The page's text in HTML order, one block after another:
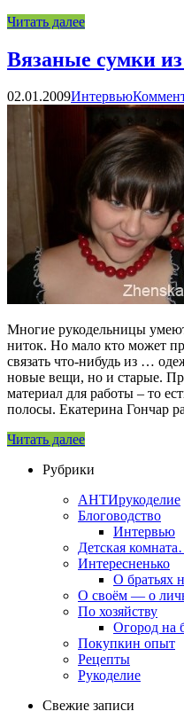
Читать далее
Вязаные сумки
02.01.2009Интервью
Многие рукодельницы
ниток. Но мало кто может
связать что-нибудь из …
новые вещи, но и старые.
материал для работы – то
полосы. Екатерина Гончар
Читать далее
Рубрики
АНТИрукоделие
Блоговодство
Интервью
Детская
Интересненько
О братьях
О своём — о
По хозяйству
Огород на
Покупкин опыт
Рецепты
Рукоделие
Свежие записи